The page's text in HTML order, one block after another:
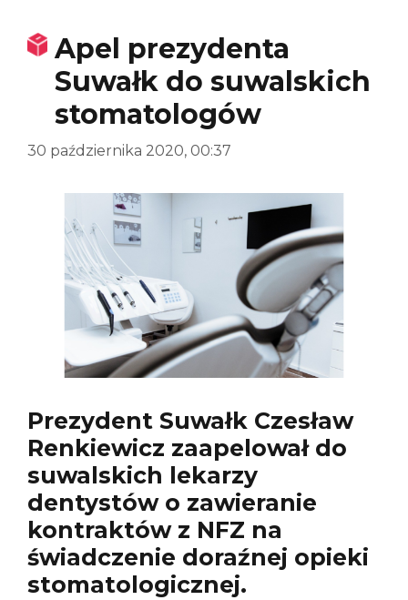
Apel prezydenta
Suwałk do suwalskich
stomatologów
30 października 2020, 00:37
Prezydent Suwałk Czesław
Renkiewicz zaapelował do
suwalskich lekarzy
dentystów o zawieranie
kontraktów z NFZ na
świadczenie doraźnej opieki
stomatologicznej.